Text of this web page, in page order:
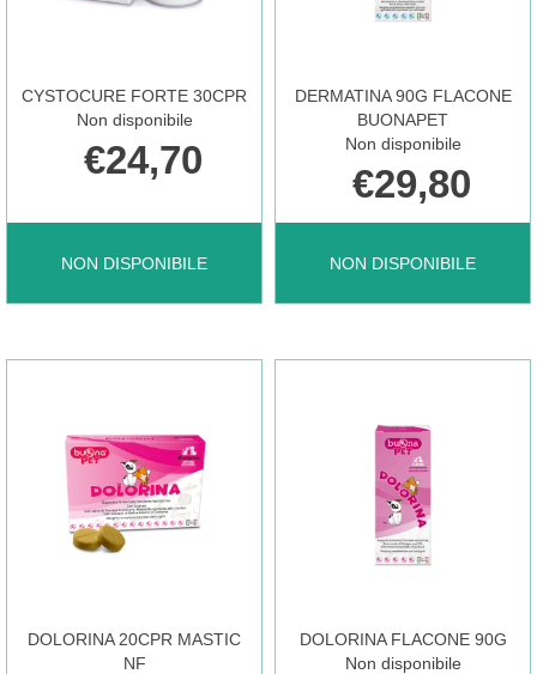
DISPONIBILE
CYSTOCURE FORTE 30CPR
Non disponibile
€24,70
NON DISPONIBILE
CYSTOCURE
DERMATINA 90G FLACONE
BUONAPET
Non disponibile
€29,80
NON DISPONIBILE
DERMATINA
FLACONE
BUONAPET NON
DISPONIBILE
DOLORINA 20CPR MASTIC
NF
DOLORINA FLACONE 90G
Non disponibile